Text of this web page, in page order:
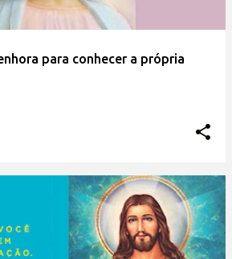
para conhecer a própria